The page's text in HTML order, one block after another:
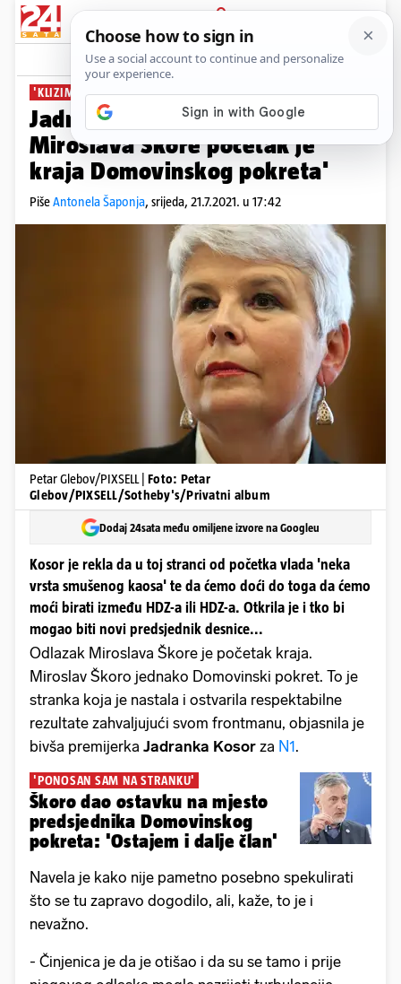
PRIJAVA
News Komentari
'KLIZIMO U JEDNOSTRANAČJE'
Jadranka Kosor: 'Odlazak
Miroslava Škore početak je
kraja Domovinskog pokreta'
PišeAntonela Šaponja, srijeda, 21.7.2021. u 17:42
Petar Glebov/PIXSELL | Foto: Petar
Glebov/PIXSELL/Sotheby's/Privatni album
Dodaj 24sata među omiljene izvore na Googleu
Kosor je rekla da u toj stranci od početka vlada 'neka
vrsta smušenog kaosa' te da ćemo doći do toga da ćemo
moći birati između HDZ-a ili HDZ-a. Otkrila je i tko bi
mogao biti novi predsjednik desnice...
Odlazak Miroslava Škore je početak kraja.
Miroslav Škoro jednako Domovinski pokret. To je
stranka koja je nastala i ostvarila respektabilne
rezultate zahvaljujući svom frontmanu, objasnila je
bivša premijerka Jadranka Kosor za N1.
'PONOSAN SAM NA STRANKU'
Škoro dao ostavku na mjesto
predsjednika Domovinskog
pokreta: 'Ostajem i dalje član'
Navela je kako nije pametno posebno spekulirati
što se tu zapravo dogodilo, ali, kaže, to je i
nevažno.
- Činjenica je da je otišao i da su se tamo i prije